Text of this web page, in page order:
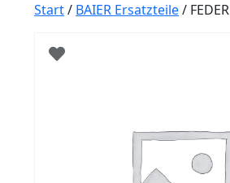
Start/ BAIER Ersatzteile/ FEDER